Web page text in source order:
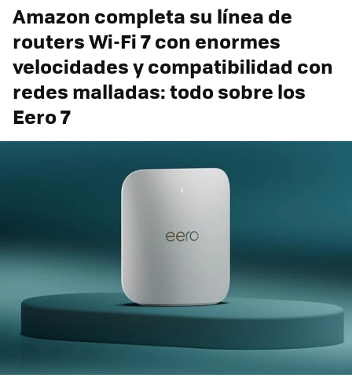
Amazon completa su línea de
routers Wi-Fi 7 con enormes
velocidades y compatibilidad con
redes malladas: todo sobre los
Eero 7